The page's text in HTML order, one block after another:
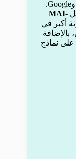
MAI-
أكبر في
بالإضافة
على نماذج